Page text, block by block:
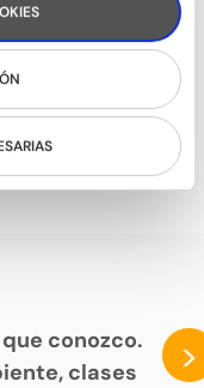
conozco.
clases
>